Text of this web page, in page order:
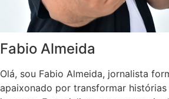
Fabio Almeida
Olá, sou Fabio Almeida, jornalista
apaixonado por transformar